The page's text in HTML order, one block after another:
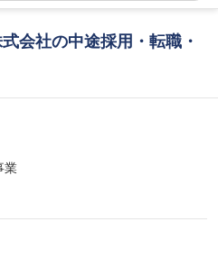
会社の中途採用・転職・
業